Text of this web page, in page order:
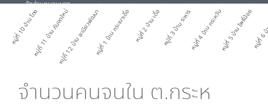
หมู่ที่ 10 บ้าน โตงหมู่ที่ 11 บ้าน กันจดใหม่หมู่ที่ 12 บ้าน จะเนียวพัฒนาหมู่ที่ 1 บ้าน กระเบาเดื่อ หมู่ที่ 2 บ้าน เดื่อหมู่ที่ 3 บ้าน ระหารหมู่ที่ 4 บ้าน กระหวันหมู่ที่ 5 บ้าน โพธิ์น้อยหมู่ที่
สัดส่วนคนจนมาก
จำนวนคนจนใน ต.กระห